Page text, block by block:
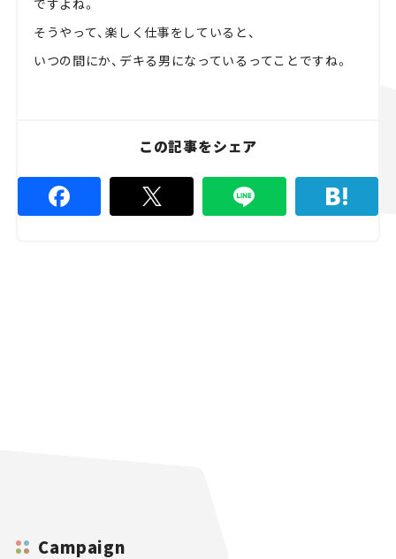
ですよね。
そうやって、楽しく仕事をしていると、
いつの間にか、デキる男になっているってことですね。
この記事をシェア
Campaign